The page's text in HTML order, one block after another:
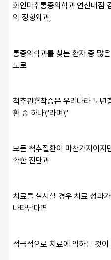
화인마취통증의학과 연신내점
의 정형외과,
통증의학과를 찾는 환자 중 많
도로
척추관협착증은 우리나라 노년
환 중 하나\"라며\"
모든 척추질환이 마찬가지이지
확한 진단과
치료를 실시할 경우 치료 성과
나타난다면
적극적으로 치료에 임하는 것